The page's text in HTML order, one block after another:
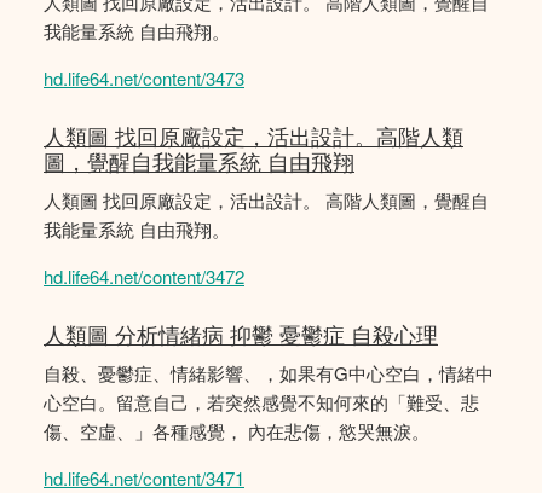
我能量系統 自由飛翔。
hd.life64.net/content/3473
人類圖 找回原廠設定，活出設計。高階人類
圖，覺醒自我能量系統 自由飛翔
人類圖 找回原廠設定，活出設計。 高階人類圖，覺醒自
我能量系統 自由飛翔。
hd.life64.net/content/3472
人類圖 分析情緒病 抑鬱 憂鬱症 自殺心理
自殺、憂鬱症、情緒影響、，如果有G中心空白，情緒中
心空白。留意自己，若突然感覺不知何來的「難受、悲
傷、空虛、」各種感覺， 內在悲傷，慾哭無淚。
hd.life64.net/content/3471